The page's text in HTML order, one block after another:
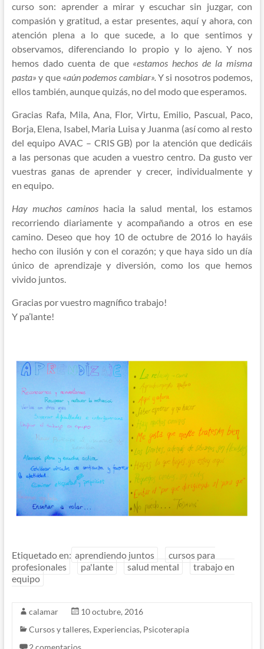
curso son: aprender a mirar y escuchar sin juzgar, con
compasión y gratitud, a estar presentes, aquí y ahora, con
atención plena a lo que sucede, a lo que sentimos y
observamos, diferenciando lo propio y lo ajeno. Y nos
hemos dado cuenta de que «estamos hechos de la misma
pasta» y que «aún podemos cambiar».Y si nosotros podemos,
ellos también, aunque quizás, no del modo que esperamos.
Gracias Rafa, Mila, Ana, Flor, Virtu, Emilio, Pascual, Paco,
Borja, Elena, Isabel, Maria Luisa y Juanma (así como al resto
del equipo AVAC – CRIS GB) por la atención que dedicáis
a las personas que acuden a vuestro centro. Da gusto ver
vuestras ganas de aprender y crecer, individualmente y
en equipo.
Hay muchos caminoshacia la salud mental, los estamos
recorriendo diariamente y acompañando a otros en ese
camino. Deseo que hoy 10 de octubre de 2016 lo hayáis
hecho con ilusión y con el corazón; y que haya sido un día
único de aprendizaje y diversión, como los que hemos
vivido juntos.
Gracias por vuestro magnífico trabajo!
Y pa’lante!
Etiquetado en: aprendiendo juntos
cursos para
profesionales
pa'lante salud mental
trabajo en
equipo
calamar
10 octubre, 2016
Cursos y talleres, Experiencias, Psicoterapia